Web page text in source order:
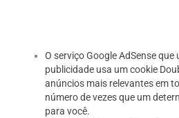
O serviço Google AdSense
publicidade usa um cookie
anúncios mais relevantes em
número de vezes que um
para você.